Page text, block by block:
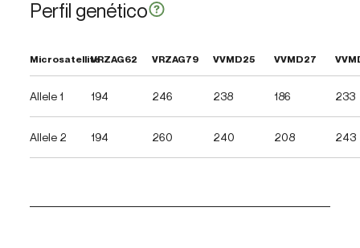
Perfil genético
MicrosatelliteVRZAG62 VRZAG79 VVMD25 VVMD27
Allele 1 194 246 238 186 233
Allele 2 194 260 240 208 243